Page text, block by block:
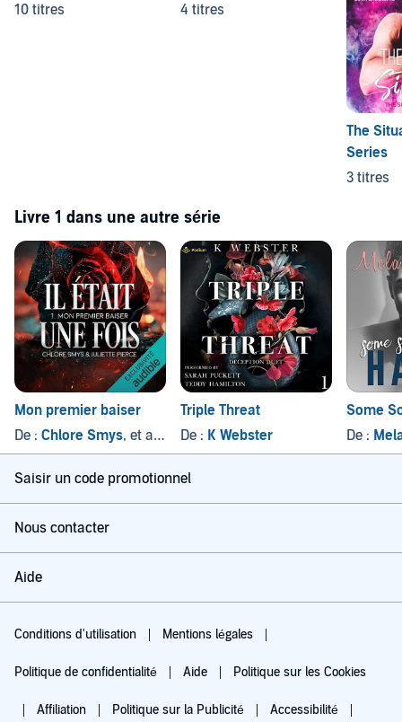
10 titres
4 titres
The
Series
3 titres
Livre 1 dans une autre série
Mon premier baiser
De : Chlore Smys, et autres
Triple Threat
De : K Webster
Some
De :
Saisir un code promotionnel
Nous contacter
Aide
Conditions d'utilisation Mentions légales
Politique de confidentialité Aide Politique sur les Cookies
Affiliation Politique sur la Publicité Accessibilité